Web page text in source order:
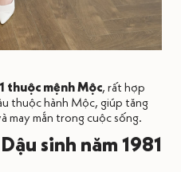
thuộc mệnh Mộc, rất hợp
thuộc hành Mộc, giúp tăng
may mắn trong cuộc sống.
sinh năm 1981